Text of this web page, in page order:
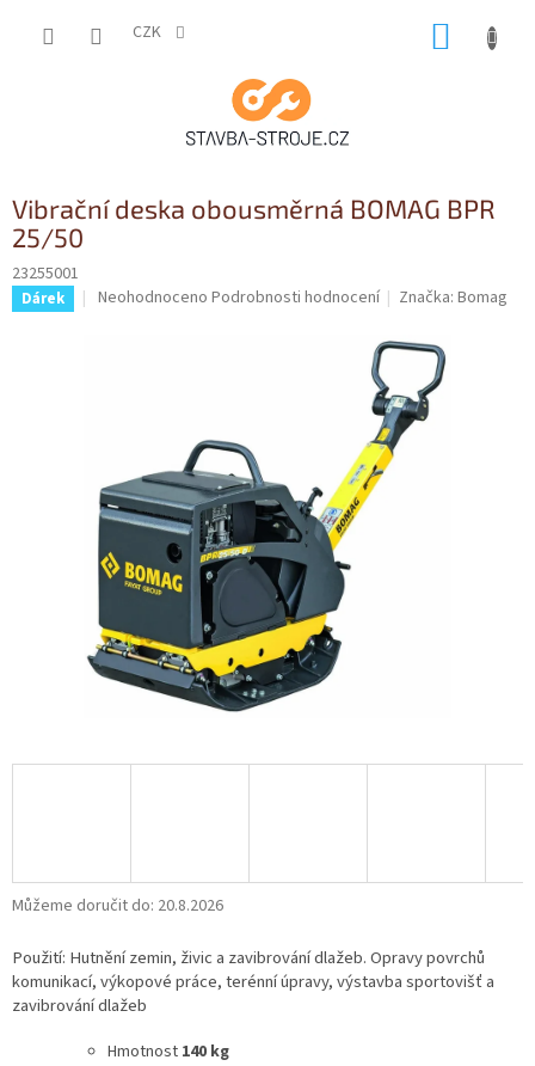
CZK
Vibrační deska obousměrná BOMAG BPR
25/50
23255001
Dárek
Průměrné
Neohodnoceno Podrobnosti hodnocení Značka:Bomag
Můžeme doručit do: 20.8.2026
Použití: Hutnění zemin, živic a zavibrování dlažeb. Opravy povrchů
komunikací, výkopové práce, terénní úpravy, výstavba sportovišť a
zavibrování dlažeb
Hmotnost 140 kg